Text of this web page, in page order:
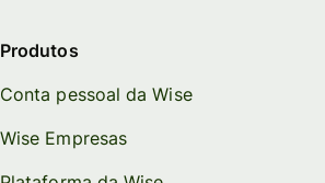
Produtos
Conta pessoal da Wise
Wise Empresas